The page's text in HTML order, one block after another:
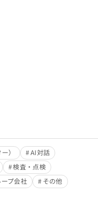
）
AI対話
検査・点検
プ会社
その他